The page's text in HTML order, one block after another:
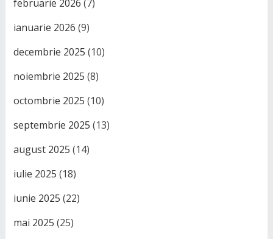
februarie 2026 (7)
ianuarie 2026 (9)
decembrie 2025 (10)
noiembrie 2025 (8)
octombrie 2025 (10)
septembrie 2025 (13)
august 2025 (14)
iulie 2025 (18)
iunie 2025 (22)
mai 2025 (25)